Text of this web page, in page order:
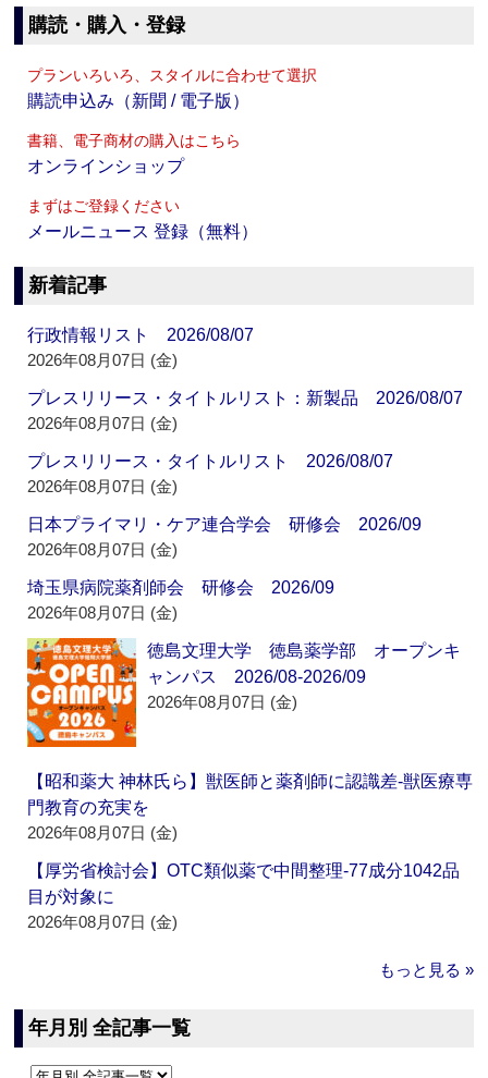
購読・購入・登録
プランいろいろ、スタイルに合わせて選択
購読申込み（新聞 / 電子版）
書籍、電子商材の購入はこちら
オンラインショップ
まずはご登録ください
メールニュース 登録（無料）
新着記事
行政情報リスト 2026/08/07
2026年08月07日 (金)
プレスリリース・タイトルリスト：新製品 2026/08/07
2026年08月07日 (金)
プレスリリース・タイトルリスト 2026/08/07
2026年08月07日 (金)
日本プライマリ・ケア連合学会 研修会 2026/09
2026年08月07日 (金)
埼玉県病院薬剤師会 研修会 2026/09
2026年08月07日 (金)
徳島文理大学 徳島薬学部 オープンキ
ャンパス 2026/08-2026/09
2026年08月07日 (金)
【昭和薬大 神林氏ら】獣医師と薬剤師に認識差‐獣医療専
門教育の充実を
2026年08月07日 (金)
【厚労省検討会】OTC類似薬で中間整理‐77成分1042品
目が対象に
2026年08月07日 (金)
もっと見る »
年月別 全記事一覧